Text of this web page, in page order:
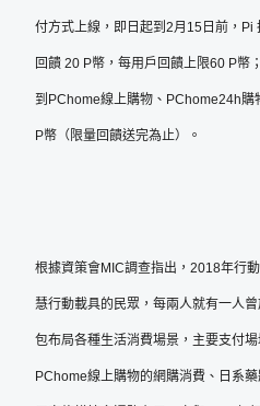
付方式上線，即日起到2月15日前，Pi
回饋 20 P幣，每用戶回饋上限60 P幣
到PChome線上購物、PChome24h
P幣（限量回饋送完為止）。
根據資策會MIC調查指出，2018年行
慧行動載具的民眾，每兩人就有一人
包布局各種生活消費場景，主要支付
PChome線上購物的網購消費、日系